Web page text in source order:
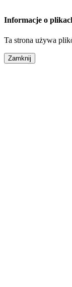
Informacje o
Ta strona używa